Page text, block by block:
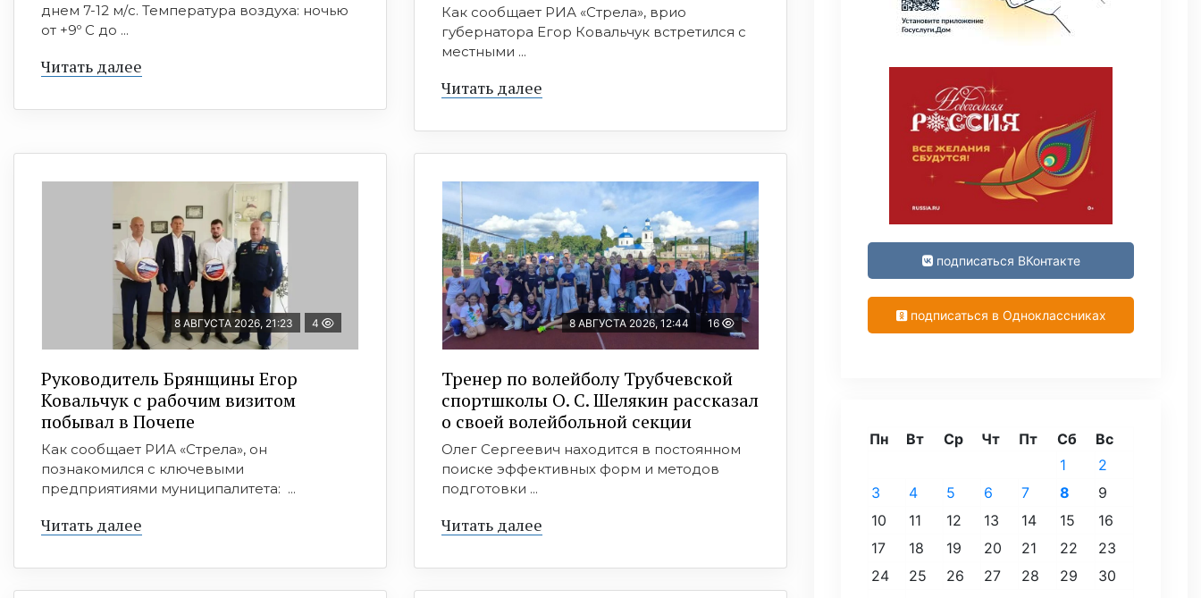
днем 7-12 м/с. Температура воздуха: ночью
от +9º C до ...
Читать далее
Как сообщает РИА «Стрела», врио
губернатора Егор Ковальчук встретился с
местными ...
Читать далее
8 АВГУСТА 2026, 21:23 4
Руководитель Брянщины Егор
Ковальчук с рабочим визитом
побывал в Почепе
Как сообщает РИА «Стрела», он
познакомился с ключевыми
предприятиями муниципалитета: ...
Читать далее
8 АВГУСТА 2026, 12:44 16
Тренер по волейболу Трубчевской
спортшколы О. С. Шелякин рассказал
о своей волейбольной секции
Олег Сергеевич находится в постоянном
поиске эффективных форм и методов
подготовки ...
Читать далее
подписаться ВКонтакте
подписаться в Одноклассниках
Пн Вт Ср Чт Пт Сб
Вс
1
2
3
4 5 6 7 8
9
10
11 12 13 14 15
16
17
18 19 20 21 22
23
24
25 26 27 28 29
30